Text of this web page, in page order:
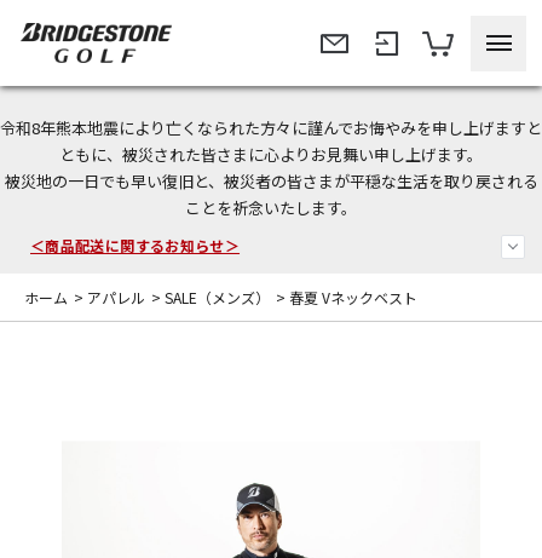
令和8年熊本地震により亡くなられた方々に謹んでお悔やみを申し上げますと
ともに、被災された皆さまに心よりお見舞い申し上げます。
被災地の一日でも早い復旧と、被災者の皆さまが平穏な生活を取り戻される
ことを祈念いたします。
今なら新規会員登録で1,000円OFFクーポンプレゼント！
＜夏季休暇中のご注文・発送・お問い合わせ＞
ホーム > アパレル > SALE（メンズ） > 春夏 Vネックベスト